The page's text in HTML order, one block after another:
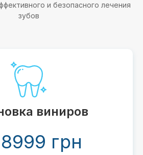
и безопасного лечения
зубов
виниров
грн